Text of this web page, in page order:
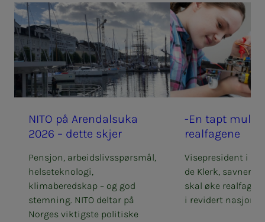
NITO på Aren­­­dal­s­u­­ka
2026 – det­­­te skjer
Pensjon, arbeidslivsspørsmål,
helseteknologi,
klimaberedskap – og god
stemning. NITO deltar på
Norges viktigste politiske
-En tapt
real­­­fa­­­ge­­­ne
Visepresident i
de Klerk, savner
skal øke
i revidert